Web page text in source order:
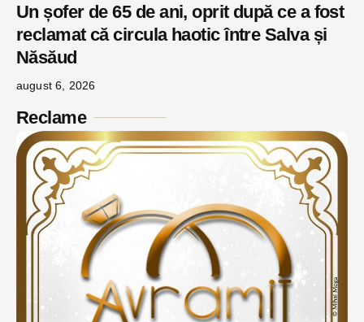
Un șofer de 65 de ani, oprit după ce a fost
reclamat că circula haotic între Salva și
Năsăud
august 6, 2026
Reclame